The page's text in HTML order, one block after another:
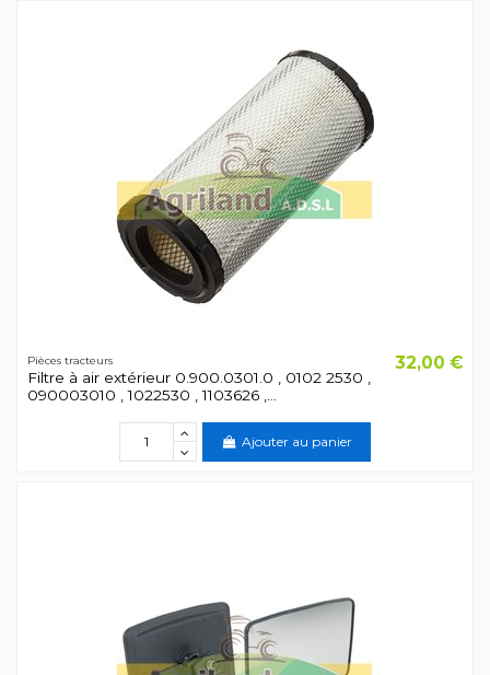
Pièces tracteurs
Filtre à air extérieur 0.900.0301.0 , 0102 2530 ,
090003010 , 1022530 , 1103626 ,...
32,00 €
Ajouter au panier